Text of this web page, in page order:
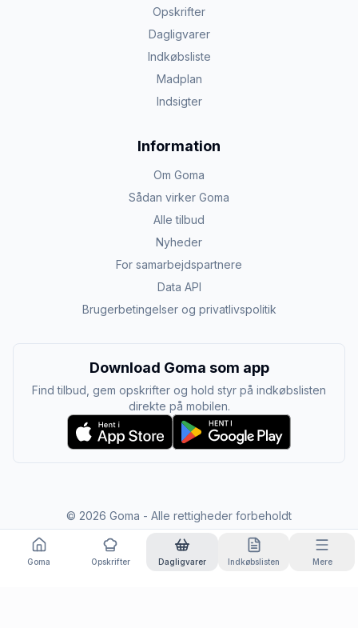
Opskrifter
Dagligvarer
Indkøbsliste
Madplan
Indsigter
Information
Om Goma
Sådan virker Goma
Alle tilbud
Nyheder
For samarbejdspartnere
Data API
Brugerbetingelser og privatlivspolitik
Download Goma som app
Find tilbud, gem opskrifter og hold styr på indkøbslisten
direkte på mobilen.
© 2026 Goma - Alle rettigheder forbeholdt
Goma Opskrifter Dagligvarer Indkøbslisten Mere